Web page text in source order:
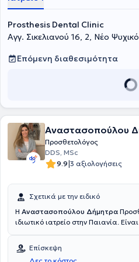
Καποδιστριακού Πανεπιστημίου
οδοντιατρικές υπηρεσίες και η
θεραπευόμενου, θα εξασφαλίσουν
αντιμετώπιση κάθε περιστατικού.
Prosthesis Dental Clinic
Αγγ. Σικελιανού 16, 2, Νέο
Επόμενη διαθεσιμότητα
Αναστασοπούλου
Προσθετολόγος
DDS, MSc
9.9|3 αξιολογήσεις
Σχετικά με την ειδικό
Η Αναστασοπούλου Δήμητρα
ιδιωτικό ιατρείο στην Παιανία.
και κατέχει μεταπτυχιακό δίπλωμα
Προσθετική Οδοντιατρική από το
Επίσκεψη